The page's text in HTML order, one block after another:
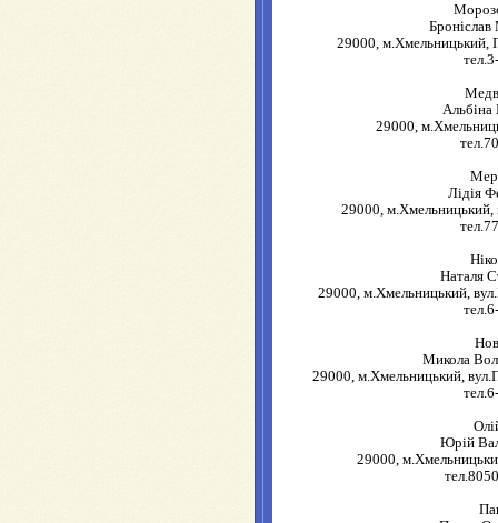
29000, м.Хмельницький,
Альбіна
29000,
Лідія
29000,
Наталя
29000, м.Хмельницький,
Микола
29000, м.Хмельницький,
Юрій
29000,